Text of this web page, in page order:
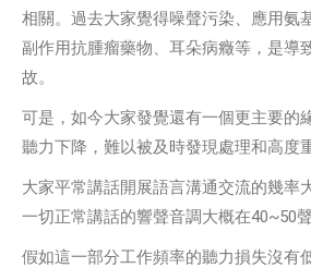
相關。過去大家覺得噪聲污染、應用氨
副作用抗腫瘤藥物、耳朵病癥等，是導
故。
可是，如今大家發覺還有一個更主要的
聽力下降，難以被及時發現處理和高度
大家平常講話開展語言溝通交流的幾率
一切正常講話的響聲音調大概在40~50聲
假如這一部分工作頻率的聽力損失沒有